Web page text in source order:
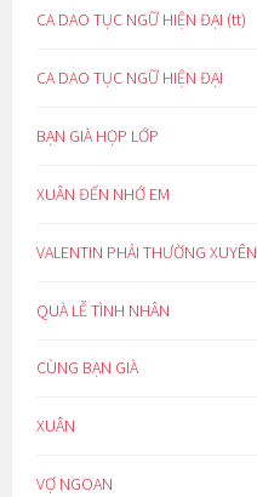
CA DAO TỤC NGỮ HIỆN ĐẠI (tt)
CA DAO TỤC NGỮ HIỆN ĐẠI
BẠN GIÀ HỌP LỚP
XUÂN ĐẾN NHỚ EM
VALENTIN PHẢI THƯỜNG XUYÊN
QUÀ LỄ TÌNH NHÂN
CÙNG BẠN GIÀ
XUÂN
VỢ NGOAN